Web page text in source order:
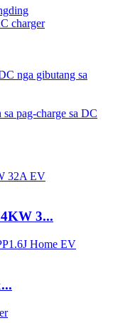
charger
nga gibutang sa
pag-charge sa DC
3...